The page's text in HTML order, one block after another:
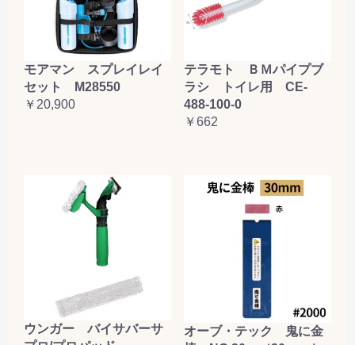
お買い物を続ける カートへ進む
モアマン スプレイレイ
セット M28550
￥20,900
テラモト ＢＭパイプブ
ラシ トイレ用 CE-
488-100-0
￥662
ウンガー バイサバーサ
オーブ・テック 鬼に金